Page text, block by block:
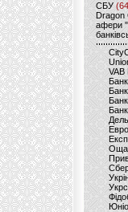
CБУ
Dragon
афери
VAB
Банк